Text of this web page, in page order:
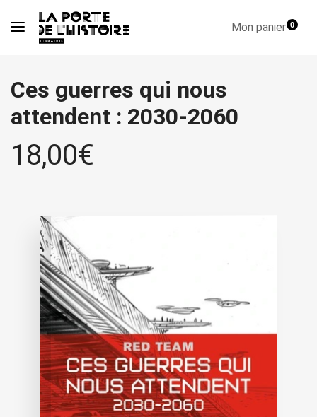
Mon panier0
Ces guerres qui nous
attendent : 2030-2060
18,00€